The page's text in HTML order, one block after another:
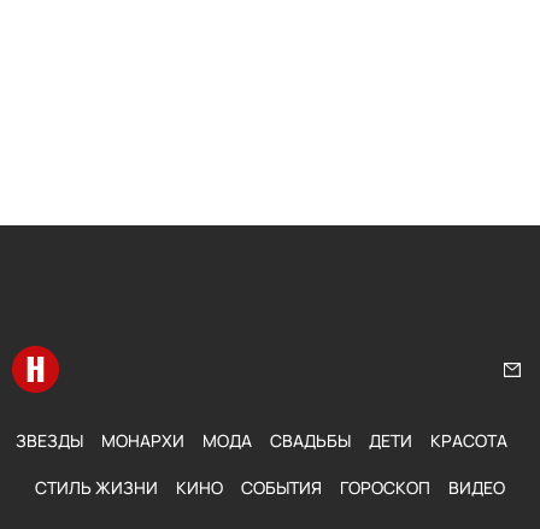
Перейти на главную
ЗВЕЗДЫ МОНАРХИ МОДА СВАДЬБЫ ДЕТИ КРАСОТА
СТИЛЬ ЖИЗНИ КИНО СОБЫТИЯ ГОРОСКОП ВИДЕО